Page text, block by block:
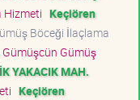
Hizmeti Keçiören
Böceği İlaçlama
Gümüşcün Gümüş
YAKACIK MAH.
Keçiören